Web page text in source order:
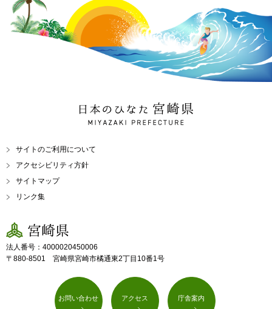
日本のひなた 宮崎県
MIYAZAKI PREFECTURE
サイトのご利用について
アクセシビリティ方針
サイトマップ
リンク集
宮崎県
法人番号：4000020450006
〒880-8501 宮崎県宮崎市橘通東2丁目10番1号
お問い合わせ アクセス 庁舎案内